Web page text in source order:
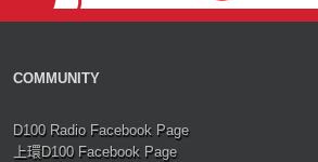
COMMUNITY
D100 Radio Facebook Page
上環D100 Facebook Page